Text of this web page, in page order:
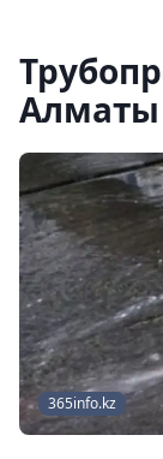
Алматы
365info.kz